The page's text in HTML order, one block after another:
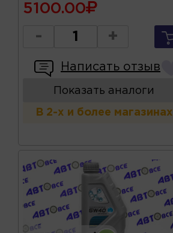
5100.00
- +
Написать отзыв
Показать аналоги
В 2-х и более магазинах